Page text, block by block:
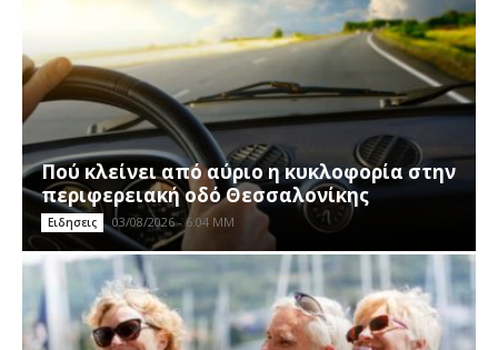
Πού κλείνει από αύριο η κυκλοφορία στην
περιφερειακή οδό Θεσσαλονίκης
Ειδησεις 03/08/2026 - 6:04 ΜΜ